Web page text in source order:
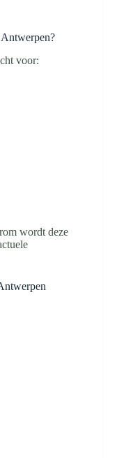
voor:
wordt deze